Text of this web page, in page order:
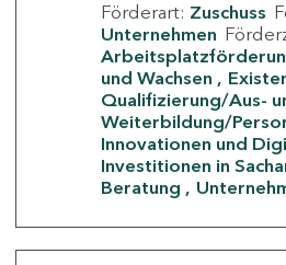
Förderart: Zuschuss
Unternehmen
und Wachsen
Qualifizierung/Aus-
Weiterbildung/
Innovationen und
Investitionen in
Beratung